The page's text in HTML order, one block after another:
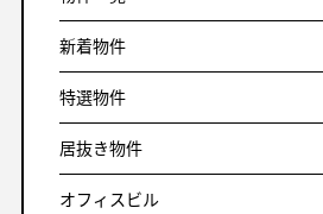
新着物件
特選物件
居抜き物件
オフィスビル